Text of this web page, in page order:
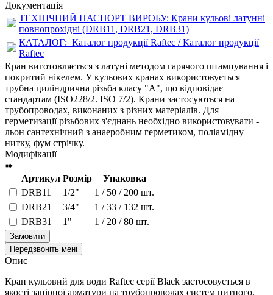
Документація
ТЕХНІЧНИЙ ПАСПОРТ ВИРОБУ: Крани кульові латунні
повнопрохідні (DRB11, DRB21, DRB31)
КАТАЛОГ: Каталог продукції Raftec / Каталог продукції
Raftec
Кран виготовляється з латуні методом гарячого штампування і
покритий нікелем. У кульових кранах використовується
трубна циліндрична різьба класу "А", що відповідає
стандартам (ISO228/2. ISO 7/2). Крани застосуються на
трубопроводах, виконаних з різних матеріалів. Для
герметизації різьбових з'єднань необхідно використовувати -
льон сантехнічний з анаеробним герметиком, поліамідну
нитку, фум стрічку.
Модифікації
➠
Артикул Розмір
Упаковка
DRB11
1/2"
1 / 50 / 200 шт.
DRB21
3/4"
1 / 33 / 132 шт.
DRB31
1" 1 / 20 / 80 шт.
Замовити
Передзвоніть мені
Опис
Кран кульовий для води Raftec серії Black застосовується в
якості запірної арматури на трубопроводах систем питного,